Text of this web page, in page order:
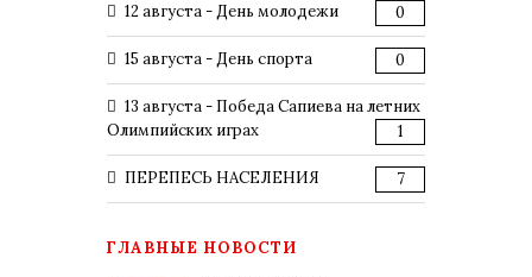
12 августа - День молодежи 0
15 августа - День спорта 0
13 августа - Победа Сапиева на летних
Олимпийских играх
1
ПЕРЕПЕСЬ НАСЕЛЕНИЯ 7
ГЛАВНЫЕ НОВОСТИ